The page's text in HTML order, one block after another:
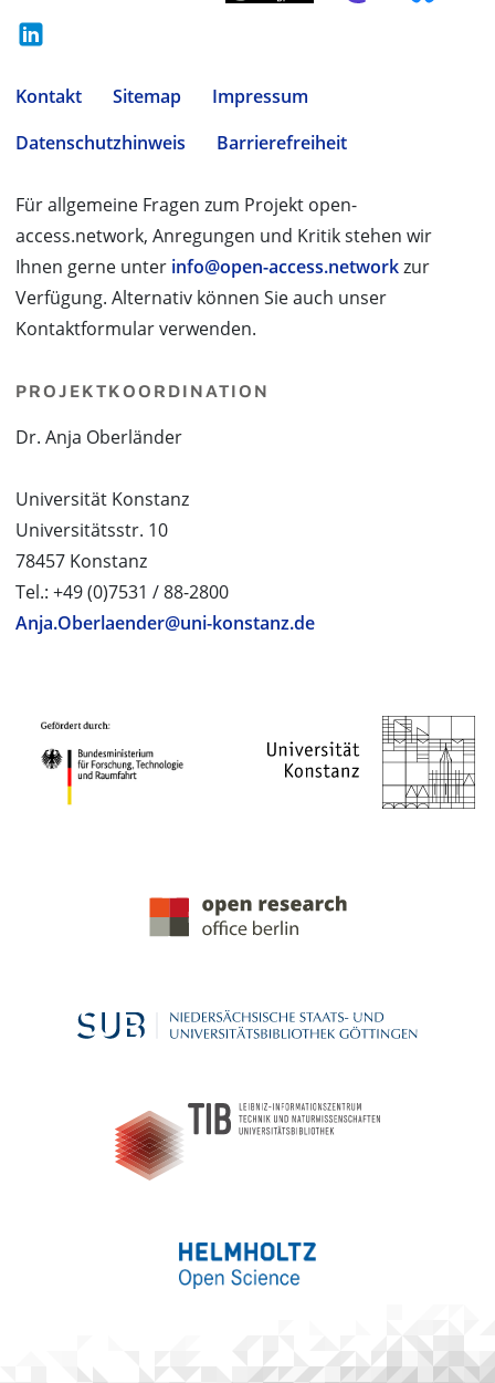
Kontakt Sitemap
Impressum
Datenschutzhinweis
Barrierefreiheit
Für allgemeine Fragen zum Projekt open-
access.network, Anregungen und Kritik stehen wir
Ihnen gerne unter info@open-access.networkzur
Verfügung. Alternativ können Sie auch unser
Kontaktformular verwenden.
PROJEKTKOORDINATION
Dr. Anja Oberländer
Universität Konstanz
Universitätsstr. 10
78457 Konstanz
Tel.: +49 (0)7531 / 88-2800
Anja.Oberlaender@uni-konstanz.de